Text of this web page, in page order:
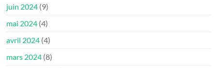
juin 2024 (9)
mai 2024 (4)
avril 2024 (4)
mars 2024 (8)